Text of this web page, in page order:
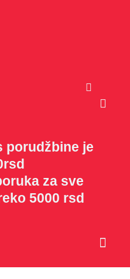
Cart
porudžbine je
za sve
5000 rsd
Cart